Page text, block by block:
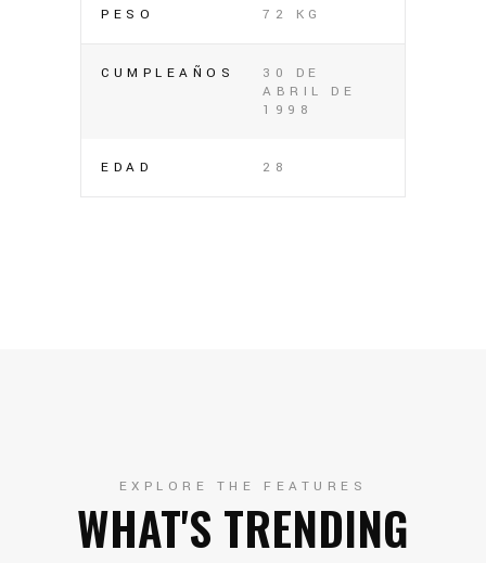
PESO 72 KG
CUMPLEAÑOS
30 DE
ABRIL DE
1998
EDAD 28
EXPLORE THE FEATURES
WHAT'S TRENDING